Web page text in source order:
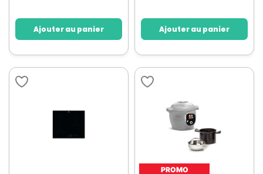
Ajouter au panier Ajouter au panier
PROMO